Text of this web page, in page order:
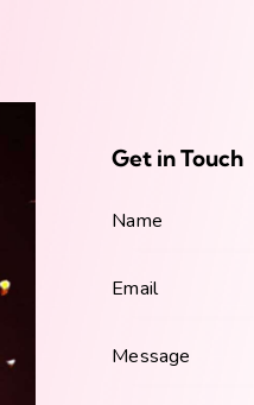
Get in Touch